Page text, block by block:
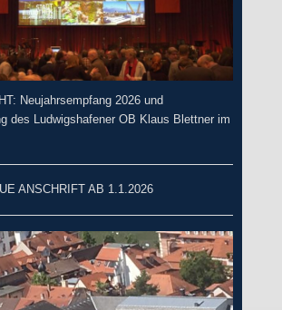
Neujahrsempfang 2026 und
des Ludwigshafener OB Klaus Blettner im
ANSCHRIFT AB 1.1.2026